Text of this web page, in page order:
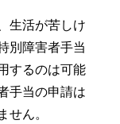
生活が苦しけ
別障害者手当
するのは可能
手当の申請は
せん。